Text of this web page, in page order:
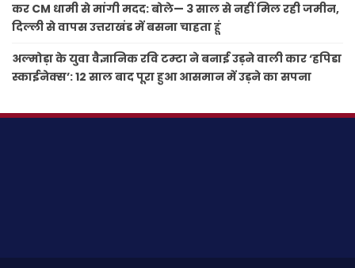
कर CM धामी से मांगी मदद: बोले— 3 साल से नहीं मिल रही जमीन,
दिल्ली से वापस उत्तराखंड में बसना चाहता हूं
अल्मोड़ा के युवा वैज्ञानिक रवि टम्टा ने बनाई उड़ने वाली कार ‘हपिडा
स्काईनेक्स’: 12 साल बाद पूरा हुआ आसमान में उड़ने का सपना